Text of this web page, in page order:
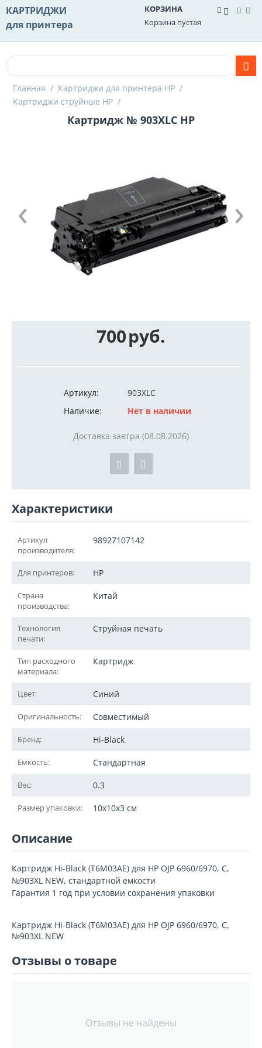
КАРТРИДЖИ
для принтера
КОРЗИНА
Корзина пустая
Главная / Картриджи для принтера HP /
Картриджи струйные HP /
Картридж № 903XLC HP
700руб.
Артикул:
903XLC
Наличие:
Нет в наличии
Доставка завтра (08.08.2026)
Характеристики
Артикул
производителя:
98927107142
Для принтеров: HP
Страна
производства:
Китай
Технология
печати:
Струйная печать
Тип расходного
материала:
Картридж
Цвет: Синий
Оригинальность: Совместимый
Бренд: Hi-Black
Емкость: Стандартная
Вес: 0.3
Размер упаковки: 10x10x3 см
Описание
Картридж Hi-Black (T6M03AE) для HP OJP 6960/6970, С,
№903XL NEW, стандартной емкости
Гарантия 1 год при условии сохранения упаковки
Картридж Hi-Black (T6M03AE) для HP OJP 6960/6970, С,
№903XL NEW
Отзывы о товаре
Отзывы не найдены